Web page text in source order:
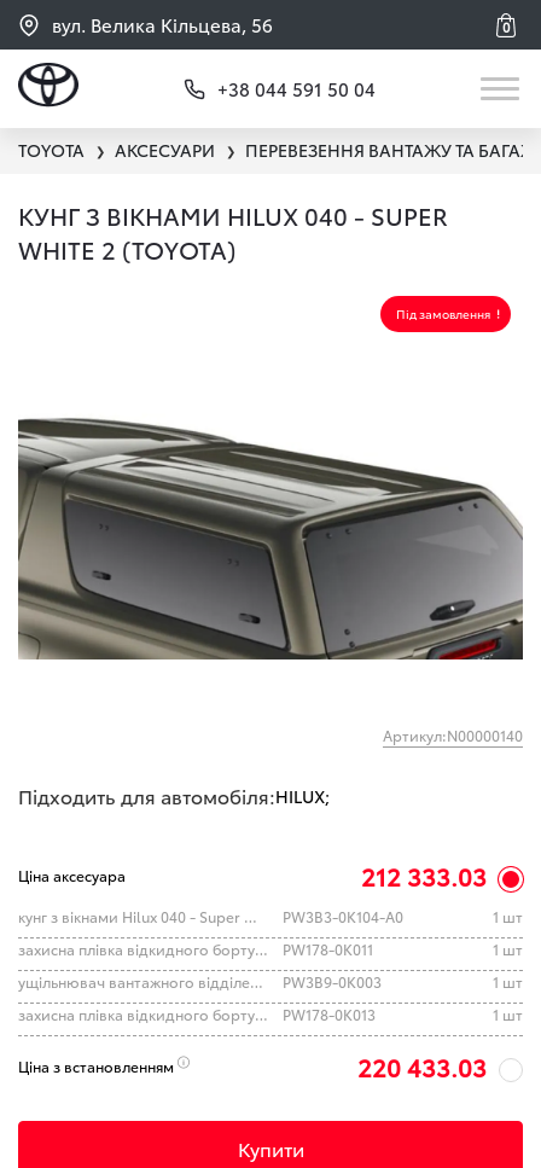
вул. Велика Кільцева, 56 0
+38 044 591 50 04
TOYOTA ❯ АКСЕСУАРИ ❯ ПЕРЕВЕЗЕННЯ ВАНТАЖУ ТА
КУНГ З ВІКНАМИ HILUX 040 - SUPER
WHITE 2 (TOYOTA)
Під замовлення
Артикул:N00000140
Підходить для автомобіля:HILUX;
Ціна аксесуара 212 333.03
кунг з вікнами Hilux 040 - Super White 2 (TOYOTA) PW3B3-0K104-A0
1 шт
захисна плівка відкидного борту кузова (TOYOTA)
PW178-0K011
1 шт
ущільнювач вантажного відділення Hilux (TOYOTA)
PW3B9-0K003
1 шт
захисна плівка відкидного борту кузова (TOYOTA)
PW178-0K013 1 шт
Ціна з встановленням 220 433.03
Купити